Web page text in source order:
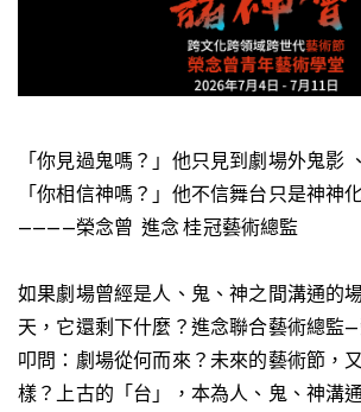
「你見過鬼嗎？」他只見到劇場外鬼影
「你相信神嗎？」他不信舞台只是神神
————榮念曾 進念 桂冠藝術總監
如果劇場曾經是人、鬼、神之間溝通的
天，它還剩下什麼？進念聯合藝術總監
叩問：劇場從何而來？未來的藝術節，
樣？上古的「台」，本為人、鬼、神溝